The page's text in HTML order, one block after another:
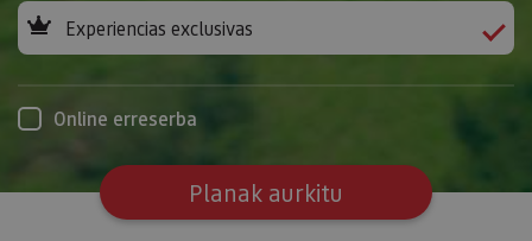
Experiencias exclusivas
Online erreserba
Planak aurkitu